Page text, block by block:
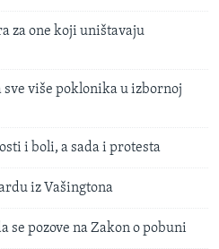
za one koji uništavaju
više poklonika u izbornoj
i boli, a sada i protesta
iz Vašingtona
se pozove na Zakon o pobuni